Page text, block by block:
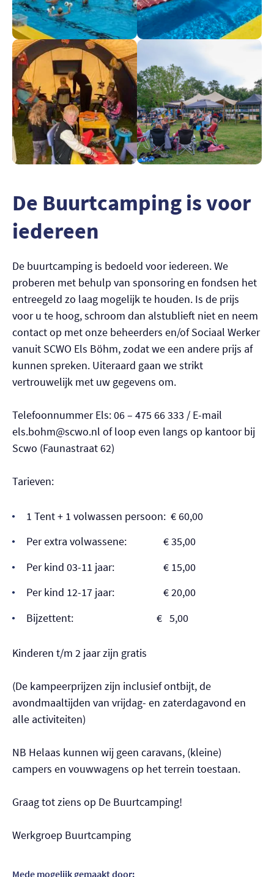
De Buurtcamping is voor
iedereen
De buurtcamping is bedoeld voor iedereen. We
proberen met behulp van sponsoring en fondsen het
entreegeld zo laag mogelijk te houden. Is de prijs
voor u te hoog, schroom dan alstublieft niet en neem
contact op met onze beheerders en/of Sociaal Werker
vanuit SCWO Els Böhm, zodat we een andere prijs af
kunnen spreken. Uiteraard gaan we strikt
vertrouwelijk met uw gegevens om.
Telefoonnummer Els: 06 – 475 66 333 / E-mail
els.bohm@scwo.nl of loop even langs op kantoor bij
Scwo (Faunastraat 62)
Tarieven:
1 Tent + 1 volwassen persoon: € 60,00
Per extra volwassene: € 35,00
Per kind 03-11 jaar: € 15,00
Per kind 12-17 jaar: € 20,00
Bijzettent: € 5,00
Kinderen t/m 2 jaar zijn gratis
(De kampeerprijzen zijn inclusief ontbijt, de
avondmaaltijden van vrijdag- en zaterdagavond en
alle activiteiten)
NB Helaas kunnen wij geen caravans, (kleine)
campers en vouwwagens op het terrein toestaan.
Graag tot ziens op De Buurtcamping!
Werkgroep Buurtcamping
Mede mogelijk gemaakt door: